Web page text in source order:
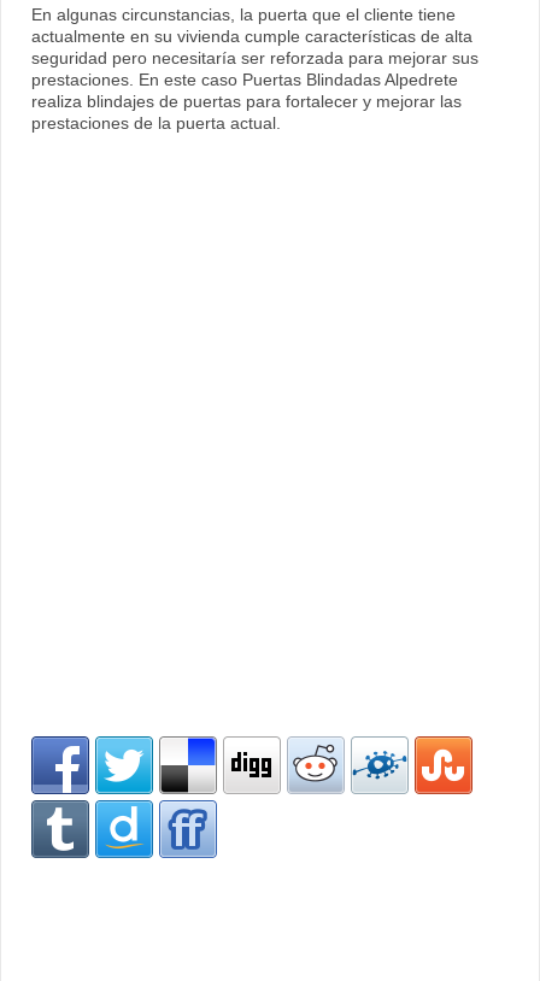
En algunas circunstancias, la puerta que el cliente tiene
actualmente en su vivienda cumple características de alta
seguridad pero necesitaría ser reforzada para mejorar sus
prestaciones. En este caso Puertas Blindadas Alpedrete
realiza blindajes de puertas para fortalecer y mejorar las
prestaciones de la puerta actual.